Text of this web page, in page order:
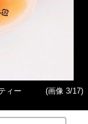
ティー
(画像 3/17)